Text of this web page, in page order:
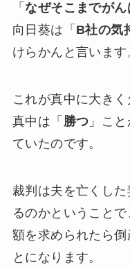
「なぜそこまでが
向日葵は「 B社の気
けらかんと言います
これが真中に大きく
真中は「 勝つ 」こ
ていたのです。
裁判は夫を亡くし
るのかということ
額を求められたら
とになります。